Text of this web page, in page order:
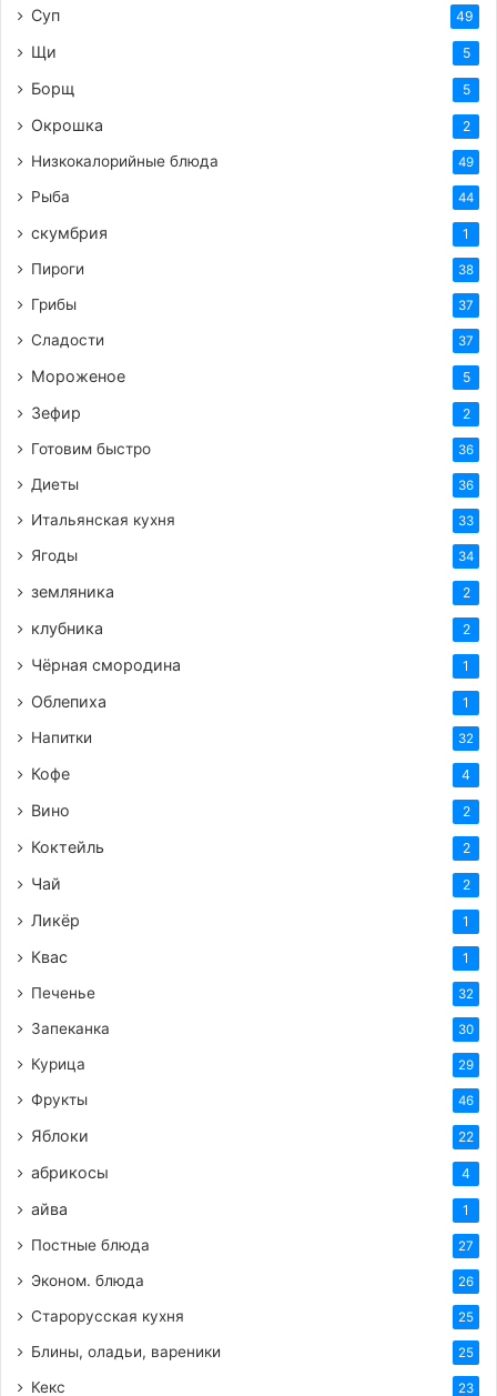
Суп 49
Щи 5
Борщ 5
Окрошка 2
Низкокалорийные блюда 49
Рыба 44
скумбрия 1
Пироги 38
Грибы 37
Сладости 37
Мороженое 5
Зефир 2
Готовим быстро 36
Диеты 36
Итальянская кухня 33
Ягоды 34
земляника 2
клубника 2
Чёрная смородина 1
Облепиха 1
Напитки 32
Кофе 4
Вино 2
Коктейль 2
Чай 2
Ликёр 1
Квас 1
Печенье 32
Запеканка 30
Курица 29
Фрукты 46
Яблоки 22
абрикосы 4
айва 1
Постные блюда 27
Эконом. блюда 26
Старорусская кухня 25
Блины, оладьи, вареники 25
Кекс 23